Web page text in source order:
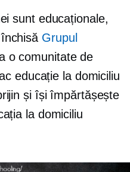
sunt educaționale,
Grupul
o comunitate de
educație la domiciliu
și își împărtășește
la domiciliu